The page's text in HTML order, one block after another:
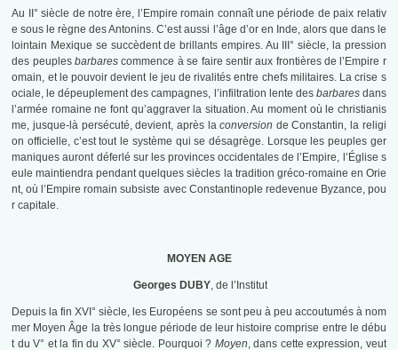
Au II° siècle de notre ère, l’Empire romain connaît une période de paix relativ
e sous le règne des Antonins. C’est aussi l’âge d’or en Inde, alors que dans le
lointain Mexique se succèdent de brillants empires. Au III° siècle, la pression
des peuplesbarbares commence à se faire sentir aux frontières de l’Empire r
omain, et le pouvoir devient le jeu de rivalités entre chefs militaires. La crise s
ociale, le dépeuplement des campagnes, l’infiltration lente des barbaresdans
l’armée romaine ne font qu’aggraver la situation. Au moment où le christianis
me, jusque-là persécuté, devient, après laconversion de Constantin, la religi
on officielle, c’est tout le système qui se désagrège. Lorsque les peuples ger
maniques auront déferlé sur les provinces occidentales de l’Empire, l’Église s
eule maintiendra pendant quelques siècles la tradition gréco-romaine en Orie
nt, où l’Empire romain subsiste avec Constantinople redevenue Byzance, pou
r capitale.
MOYEN AGE
Georges DUBY, de l’Institut
Depuis la fin XVI° siècle, les Européens se sont peu à peu accoutumés à nom
mer Moyen Âge la très longue période de leur histoire comprise entre le débu
t du V° et la fin du XV° siècle. Pourquoi ? Moyen, dans cette expression, veut